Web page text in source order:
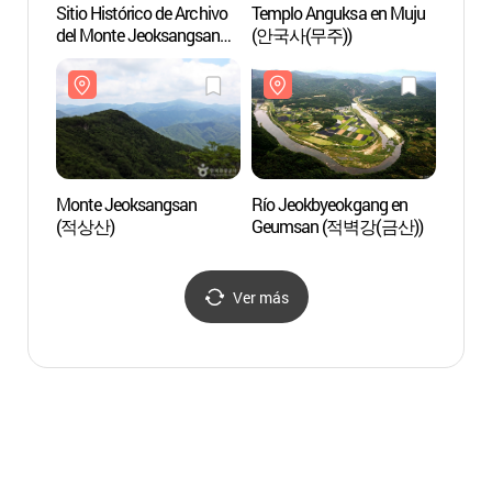
Sitio Histórico de Archivo
del Monte Jeoksangsan
(적상산사고지)
Templo Anguksa en Muju
(안국사(무주))
Monte Jeoksangsan
(적상산)
Río Jeokbyeokgang en
Geumsan (적벽강(금산))
Ver más